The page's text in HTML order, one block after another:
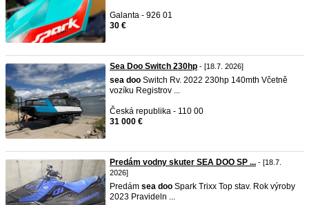
Galanta - 926 01
30 €
Sea Doo Switch 230hp - [18.7. 2026]
sea doo Switch Rv. 2022 230hp 140mth Včetně
vozíku Registrov ...
Česká republika - 110 00
31 000 €
Predám vodny skuter SEA DOO SP ... - [18.7.
2026]
Predám sea doo Spark Trixx Top stav. Rok výroby
2023 Pravideln ...